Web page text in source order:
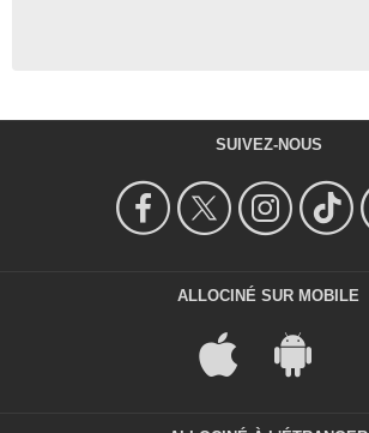
SUIVEZ-NOUS
ALLOCINÉ SUR MOBILE